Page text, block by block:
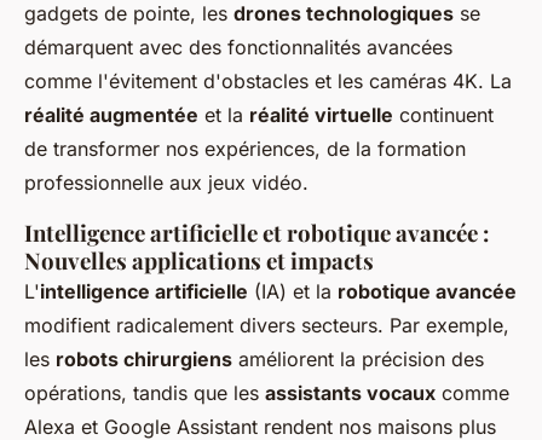
gadgets de pointe, les drones technologiques se
démarquent avec des fonctionnalités avancées
comme l'évitement d'obstacles et les caméras 4K. La
réalité augmentée et la réalité virtuelle continuent
de transformer nos expériences, de la formation
professionnelle aux jeux vidéo.
Intelligence artificielle et robotique avancée :
Nouvelles applications et impacts
L'intelligence artificielle (IA) et la robotique avancée
modifient radicalement divers secteurs. Par exemple,
les robots chirurgiens améliorent la précision des
opérations, tandis que les assistants vocaux comme
Alexa et Google Assistant rendent nos maisons plus